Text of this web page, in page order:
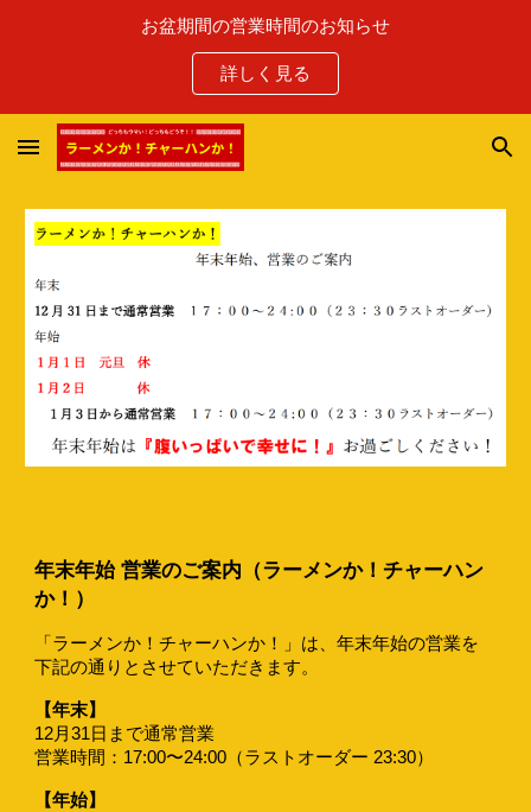
お盆期間の営業時間のお知らせ
詳しく見る
年末年始 営業のご案内（ラーメンか！チャーハン
か！）
「ラーメンか！チャーハンか！」は、年末年始の営業を
下記の通りとさせていただきます。
【年末】
12月31日まで通常営業
営業時間：17:00〜24:00（ラストオーダー 23:30）
【年始】